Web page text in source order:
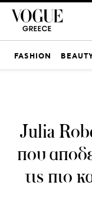
FASHION
Julia
που
τις πιο